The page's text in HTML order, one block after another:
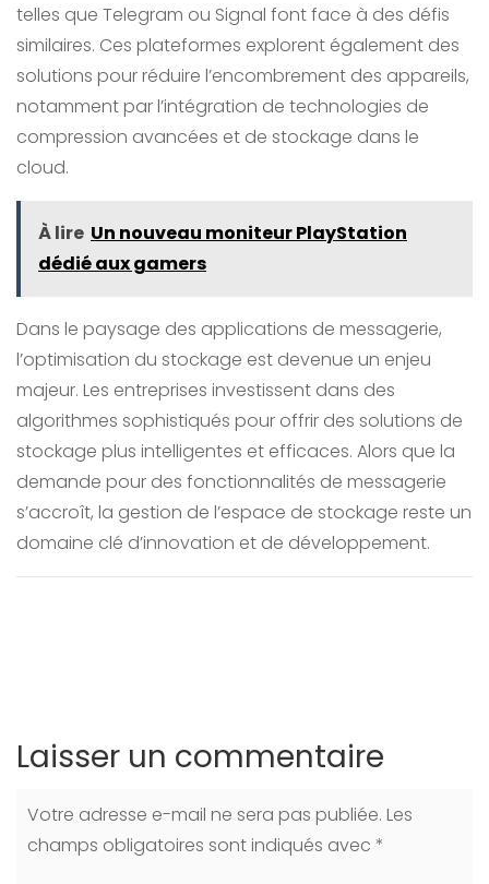
telles que Telegram ou Signal font face à des défis
similaires. Ces plateformes explorent également des
solutions pour réduire l’encombrement des appareils,
notamment par l’intégration de technologies de
compression avancées et de stockage dans le
cloud.
À lire Un nouveau moniteur PlayStation
dédié aux gamers
Dans le paysage des applications de messagerie,
l’optimisation du stockage est devenue un enjeu
majeur. Les entreprises investissent dans des
algorithmes sophistiqués pour offrir des solutions de
stockage plus intelligentes et efficaces. Alors que la
demande pour des fonctionnalités de messagerie
s’accroît, la gestion de l’espace de stockage reste un
domaine clé d’innovation et de développement.
Laisser un commentaire
Votre adresse e-mail ne sera pas publiée. Les
champs obligatoires sont indiqués avec *